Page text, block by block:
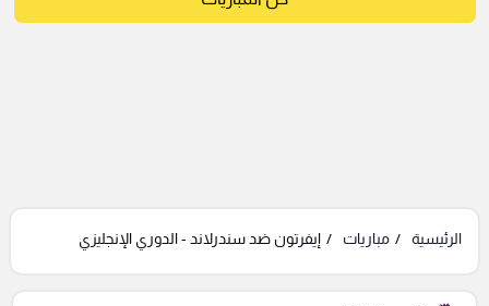
الرئيسية مباريات إيفرتون ضد سندرلاند - الدوري الإنجليزي